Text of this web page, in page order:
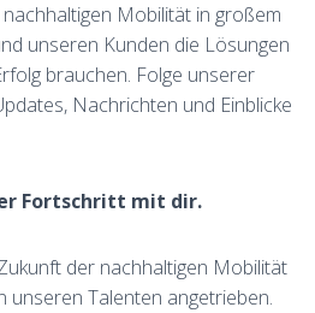
Mobilität in großem
unseren Kunden die Lösungen
brauchen. Folge unserer
Nachrichten und Einblicke
Fortschritt mit dir.
der nachhaltigen Mobilität
unseren Talenten angetrieben.